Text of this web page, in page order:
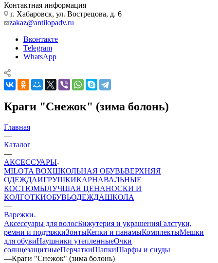
Контактная информация
г. Хабаровск, ул. Вострецова, д. 6
zakaz@antilopadv.ru
Вконтакте
Telegram
WhatsApp
Краги "Снежок" (зима болонь)
Главная
—
Каталог
—
АКСЕССУАРЫ
MILOTA BOXШКОЛЬНАЯ ОБУВЬВЕРХНЯЯ
ОДЕЖДАИГРУШКИКАРНАВАЛЬНЫЕ
КОСТЮМЫЛУЧШАЯ ЦЕНАНОСКИ И
КОЛГОТКИОБУВЬОДЕЖДАШКОЛА
—
Варежки
Аксессуары для волосБижутерия и украшенияГалстуки,
ремни и подтяжкиЗонтыКепки и панамыКомплектыМешки
для обувиНаушники утепленныеОчки
солнцезащитныеПерчаткиШапкиШарфы и снуды
—Краги "Снежок" (зима болонь)